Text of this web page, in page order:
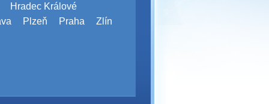
Brno
Server Bootcamp 2026
Hradec Králové
Plzeň Praha Zlín